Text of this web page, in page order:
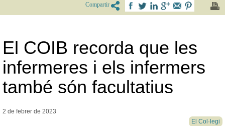
Compartir
El COIB recorda que les
infermeres i els infermers
també són facultatius
2 de febrer de 2023
El Col·legi